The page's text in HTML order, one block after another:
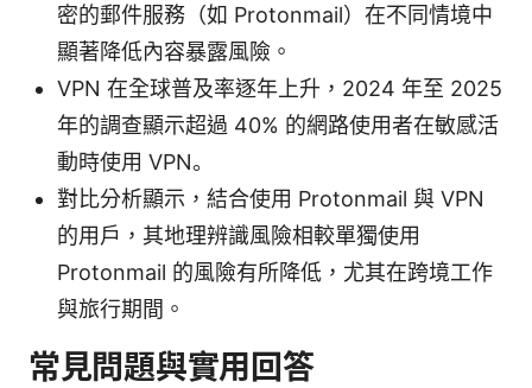
密的郵件服務（如 Protonmail）在不同情境中
顯著降低內容暴露風險。
VPN 在全球普及率逐年上升，2024 年至 2025
年的調查顯示超過 40% 的網路使用者在敏感活
動時使用 VPN。
對比分析顯示，結合使用 Protonmail 與 VPN
的用戶，其地理辨識風險相較單獨使用
Protonmail 的風險有所降低，尤其在跨境工作
與旅行期間。
常見問題與實用回答